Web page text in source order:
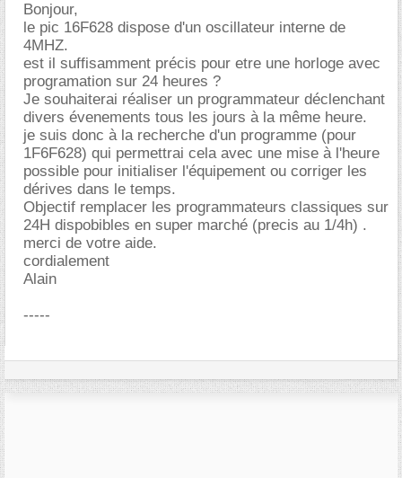
Bonjour,
le pic 16F628 dispose d'un oscillateur interne de
4MHZ.
est il suffisamment précis pour etre une horloge avec
programation sur 24 heures ?
Je souhaiterai réaliser un programmateur déclenchant
divers évenements tous les jours à la même heure.
je suis donc à la recherche d'un programme (pour
1F6F628) qui permettrai cela avec une mise à l'heure
possible pour initialiser l'équipement ou corriger les
dérives dans le temps.
Objectif remplacer les programmateurs classiques sur
24H dispobibles en super marché (precis au 1/4h) .
merci de votre aide.
cordialement
Alain
-----